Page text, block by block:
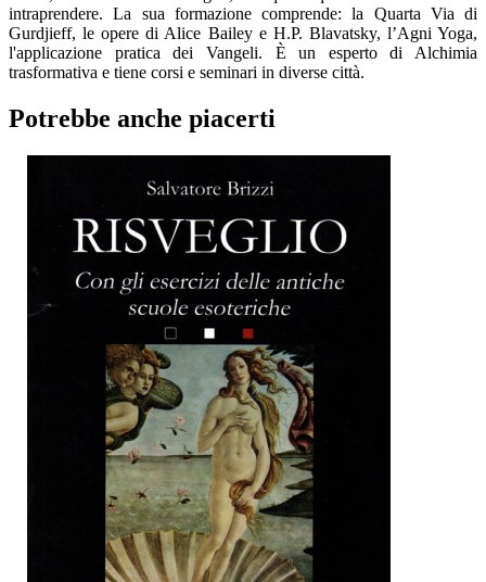
intraprendere. La sua formazione comprende: la Quarta Via di
Gurdjieff, le opere di Alice Bailey e H.P. Blavatsky, l’Agni Yoga,
l'applicazione pratica dei Vangeli. È un esperto di Alchimia
trasformativa e tiene corsi e seminari in diverse città.
Potrebbe anche piacerti